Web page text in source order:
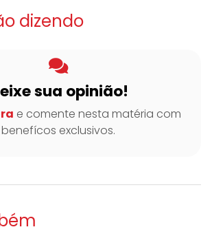
dizendo
sua opinião!
e comente nesta matéria com
benefícos exclusivos.